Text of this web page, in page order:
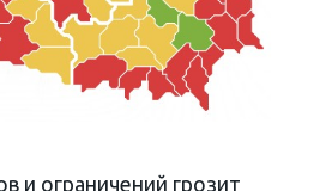
и ограничений грозит